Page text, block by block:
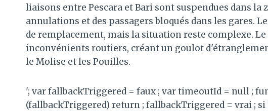
liaisons entre Pescara et Bari sont suspendues dans la
annulations et des passagers bloqués dans les gares.
de remplacement, mais la situation reste complexe.
inconvénients routiers, créant un goulot
le Molise et les Pouilles.
'; var fallbackTriggered = faux ; var timeoutId = null ;
(fallbackTriggered) return ; fallbackTriggered = vrai ;